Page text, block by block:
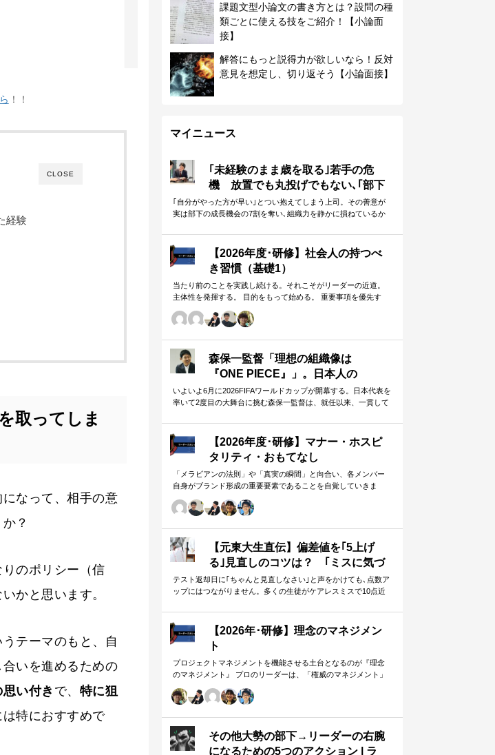
！！
CLOSE
経験
取ってしま
なって、相手の意
？
のポリシー（信
かと思います。
テーマのもと、自
いを進めるための
い付き で、 特に狙
特におすすめで
課題文型小論文の書き方とは？設問の種
類ごとに使える技をご紹介！【小論面
接】
解答にもっと説得力が欲しいなら！反対
意見を想定し、切り返そう【小論面接】
マイニュース
｢未経験のまま歳を取る｣若手の危
機 放置でも丸投げでもない､｢部下
に任せることができる上司｣になる
方法
｢自分がやった方が早い｣とつい抱えてしまう上司。その善意が
実は部下の成長機会の7割を奪い､組織力を静かに損ねているか
【2026年度･研修】社会人の持つべ
き習慣（基礎1）
当たり前のことを実践し続ける。それこそがリーダーの近道。
主体性を発揮する。 目的をもって始める。 重要事項を優先す
いきます。 評論家ではなく、我がこととして取り組むメンバー
森保一監督「理想の組織像は
『ONE PIECE』」。日本人の
「和」と「魂」を武器に世界へ挑む
①
いよいよ6月に2026FIFAワールドカップが開幕する。日本代表を
率いて2度目の大舞台に挑む森保一監督は、就任以来、一貫して
【2026年度･研修】マナー・ホスピ
タリティ・おもてなし
「メラビアンの法則」や「真実の瞬間」と向合い、各メンバー
自身がブランド形成の重要要素であることを自覚していきま
ナー」「サービス」「ホスピタリティ」「おもてなし」の違い
ーに提供したいリーダーのための研修です。
【元東大生直伝】偏差値を｢5上げ
る｣見直しのコツは？ ｢ミスに気づ
かない｣無意味な作業から脱却を…
カギは試験"前"
テスト返却日に｢ちゃんと見直しなさい｣と声をかけても､点数ア
ップにはつながりません。多くの生徒がケアレスミスで10点近
【2026年･研修】理念のマネジメン
ト
プロジェクトマネジメントを機能させる土台となるのが『理念
のマネジメント』 プロのリーダーは、「権威のマネジメント」
「好き・嫌い」や「多数決」ではなく、説得力ある提案を互い
その他大勢の部下→リーダーの右腕
になるための5つのアクション | ラ